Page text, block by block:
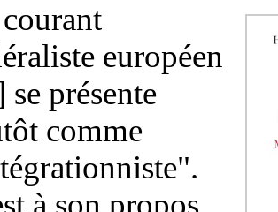
européen
se présente
comme
à son propos